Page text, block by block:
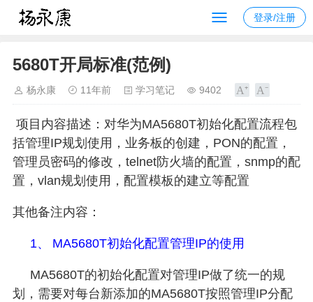
登录/注册
5680T开局标准(范例)
杨永康 11年前 学习笔记 9402
项目内容描述：对华为MA5680T初始化配置流程包
括管理IP规划使用，业务板的创建， PON的配置，
管理员密码的修改， telnet防火墙的配置， snmp的配
置， vlan规划使用，配置模板的建立等配置
其他备注内容：
1、 MA5680T初始化配置管理IP的使用
MA5680T的初始化配置对管理IP做了统一的规
划，需要对每台新添加的MA5680T按照管理IP分配